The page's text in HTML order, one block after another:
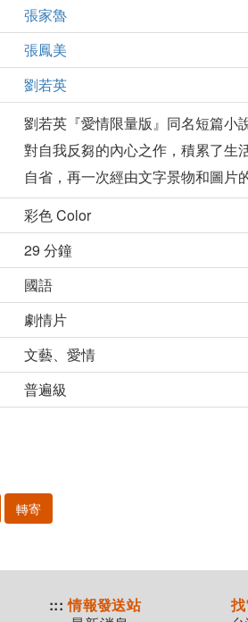
張家魯
張鳳美
劉若英
劉若英『愛情限量版』同名短篇小
對自我反芻的內心之作，積累了生
自省，再一次經由文字景物和圖片
彩色 Color
29 分鐘
國語
劇情片
文藝、愛情
普遍級
轉寄
::: 情報發送站